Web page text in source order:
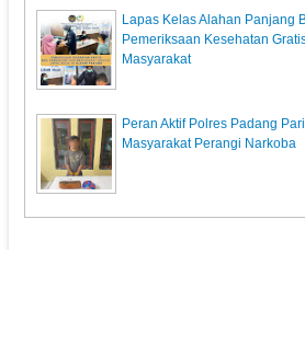
Lapas Kelas Alahan Panjang
Pemeriksaan Kesehatan
Masyarakat
Peran Aktif Polres Padang
Masyarakat Perangi Narkoba